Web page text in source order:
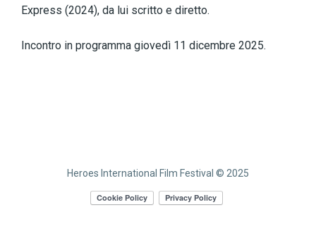
Express (2024), da lui scritto e diretto.
Incontro in programma giovedì 11 dicembre 2025.
Heroes International Film Festival © 2025